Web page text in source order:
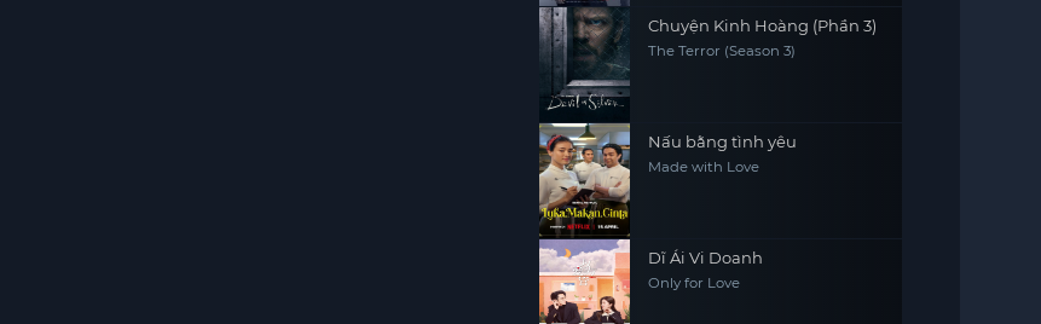
Chuyện Kinh Hoàng (Phần 3)
The Terror (Season 3)
Nấu bằng tình yêu
Made with Love
Dĩ Ái Vi Doanh
Only for Love